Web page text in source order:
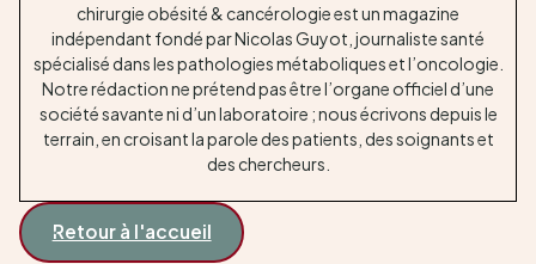
chirurgie obésité & cancérologie est un magazine
indépendant fondé par Nicolas Guyot, journaliste santé
spécialisé dans les pathologies métaboliques et l’oncologie.
Notre rédaction ne prétend pas être l’organe officiel d’une
société savante ni d’un laboratoire ; nous écrivons depuis le
terrain, en croisant la parole des patients, des soignants et
des chercheurs.
Retour à l'accueil